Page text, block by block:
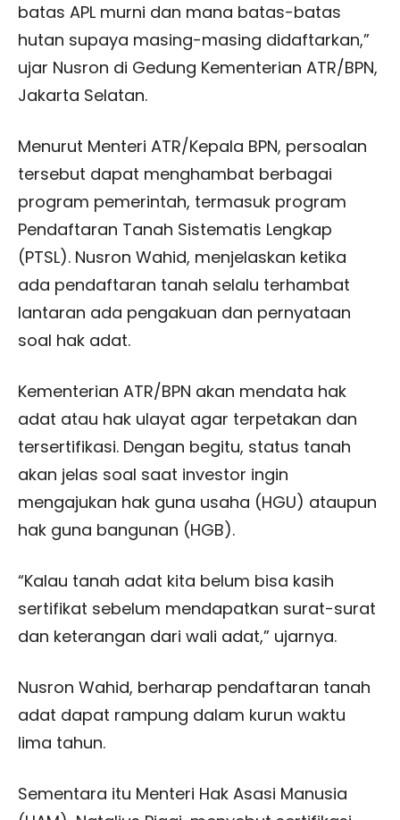
batas APL murni dan mana batas-batas
hutan supaya masing-masing didaftarkan,”
ujar Nusron di Gedung Kementerian ATR/BPN,
Jakarta Selatan.
Menurut Menteri ATR/Kepala BPN, persoalan
tersebut dapat menghambat berbagai
program pemerintah, termasuk program
Pendaftaran Tanah Sistematis Lengkap
(PTSL). Nusron Wahid, menjelaskan ketika
ada pendaftaran tanah selalu terhambat
lantaran ada pengakuan dan pernyataan
soal hak adat.
Kementerian ATR/BPN akan mendata hak
adat atau hak ulayat agar terpetakan dan
tersertifikasi. Dengan begitu, status tanah
akan jelas soal saat investor ingin
mengajukan hak guna usaha (HGU) ataupun
hak guna bangunan (HGB).
“Kalau tanah adat kita belum bisa kasih
sertifikat sebelum mendapatkan surat-surat
dan keterangan dari wali adat,” ujarnya.
Nusron Wahid, berharap pendaftaran tanah
adat dapat rampung dalam kurun waktu
lima tahun.
Sementara itu Menteri Hak Asasi Manusia